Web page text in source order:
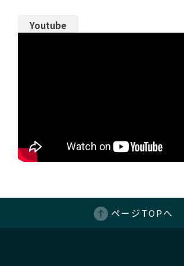
Youtube
ページTOPへ